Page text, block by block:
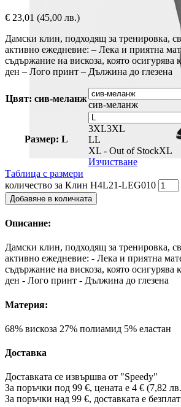
€ 23,01 (45,00 лв.)
Дамски клин, подходящ за тренировка,
активно ежедневие: – Лека и приятна
съдържание на вискоза, която осигурява
ден – Лого принт – Дължина до глезена
Цвят: сив-меланж
сив-меланж
Размер: L
3XL3XL
LL
XL - Out of StockXL
Изчистване
Таблица с размери
количество за Клин H4L21-LEG010
Добавяне в количката
Описание:
Дамски клин, подходящ за тренировка,
активно ежедневие: - Лека и приятна
съдържание на вискоза, която осигурява
ден - Лого принт - Дължина до глезена
Материя:
68% вискоза 27% полиамид 5% еластан
Доставка
Доставката се извършва от "Speedy"
За поръчки под 99 €, цената е 4 € (7,82
За поръчки над 99 €, доставката е